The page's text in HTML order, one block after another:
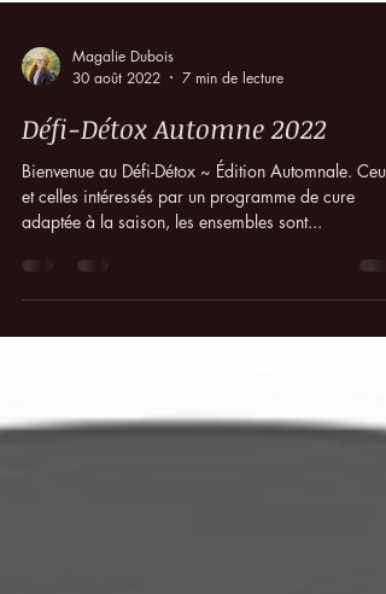
Magalie Dubois
30 août 2022
Défi-Détox Automne 2022
Bienvenue au Défi-Détox ~ Édition Automnale. Ceux
et celles intéressés par un programme de cure